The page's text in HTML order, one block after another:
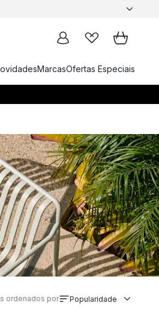
MarcasOfertas Especiais
ordenados por Popularidade